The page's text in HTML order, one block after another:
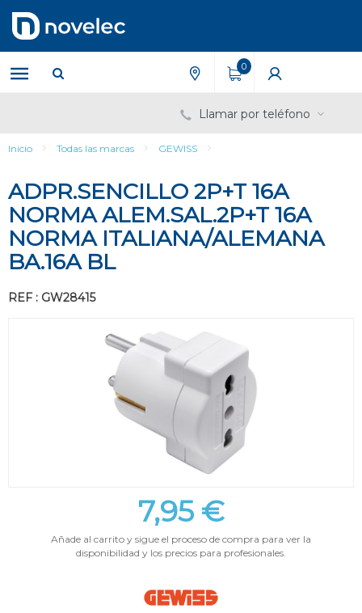
contenido
menú
de
navegación
0
Llamar por teléfono
Inicio Todas las marcas GEWISS
ADPR.SENCILLO 2P+T 16A
NORMA ALEM.SAL.2P+T 16A
NORMA ITALIANA/ALEMANA
BA.16A BL
REF : GW28415
7,95 €
Añade al carrito y sigue el proceso de compra para ver la
disponibilidad y los precios para profesionales.